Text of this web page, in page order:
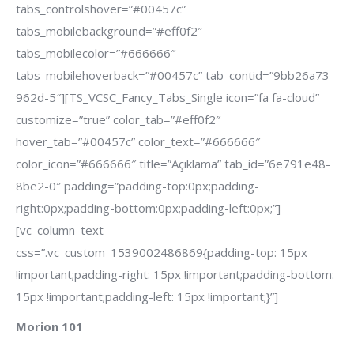
tabs_controlshover=”#00457c”
tabs_mobilebackground=”#eff0f2″
tabs_mobilecolor=”#666666″
tabs_mobilehoverback=”#00457c” tab_contid=”9bb26a73-
962d-5″][TS_VCSC_Fancy_Tabs_Single icon=”fa fa-cloud”
customize=”true” color_tab=”#eff0f2″
hover_tab=”#00457c” color_text=”#666666″
color_icon=”#666666″ title=”Açıklama” tab_id=”6e791e48-
8be2-0″ padding=”padding-top:0px;padding-
right:0px;padding-bottom:0px;padding-left:0px;”]
[vc_column_text
css=”.vc_custom_1539002486869{padding-top: 15px
!important;padding-right: 15px !important;padding-bottom:
15px !important;padding-left: 15px !important;}”]
Morion 101